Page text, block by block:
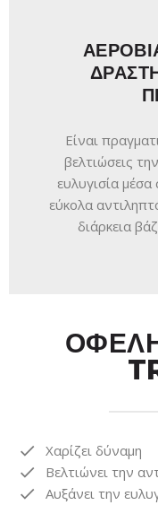
Είναι
βελτιώσεις
ευλυγισία
εύκολα
διάρκεια
Χαρίζει δύναμη
Βελτιώνει την
Αυξάνει την